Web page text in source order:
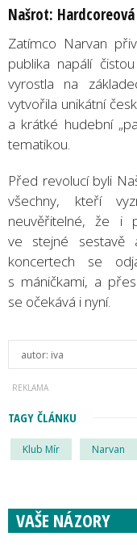
Našrot:
Zatímco Narvan
publika napálí
vyrostla na
vytvořila unikátní
a krátké hudební
tematikou.
Před revolucí byli
všechny, kteří
neuvěřitelné, že i
ve stejné sestavě
koncertech se
s máničkami, a
se očekává i nyní.
autor: iva
TAGY ČLÁNKU
Klub Mír Narvan
VAŠE NÁZORY